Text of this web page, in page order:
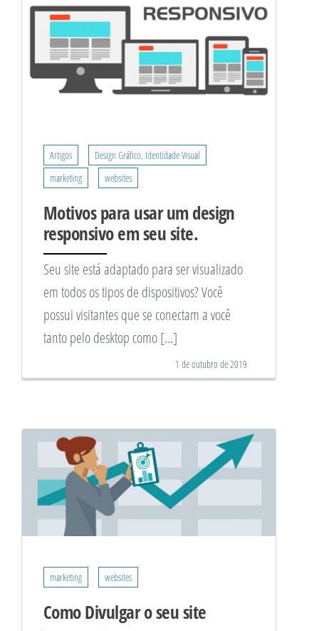
Artigos
Design Gráfico, Identidade Visual
marketing
websites
Motivos para usar um design
responsivo em seu site.
Seu site está adaptado para ser visualizado
em todos os tipos de dispositivos? Você
possui visitantes que se conectam a você
tanto pelo desktop como […]
1 de outubro de 2019
marketing websites
Como Divulgar o seu site